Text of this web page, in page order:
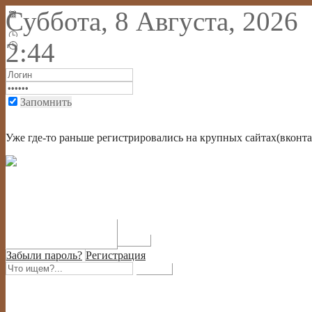
Суббота, 8 Августа, 2026
2:44
Запомнить
Уже где-то раньше регистрировались на крупных
Забыли пароль? Регистрация